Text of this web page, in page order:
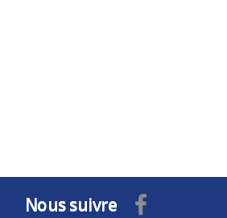
Nous suivre